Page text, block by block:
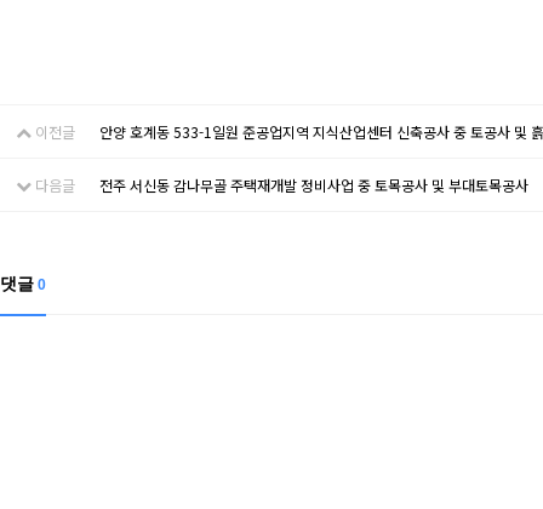
이전글 안양 호계동 533-1일원 준공업지역 지식산업센터 신축공사 중 토공사 및
다음글 전주 서신동 감나무골 주택재개발 정비사업 중 토목공사 및 부대토목공사
댓글 0